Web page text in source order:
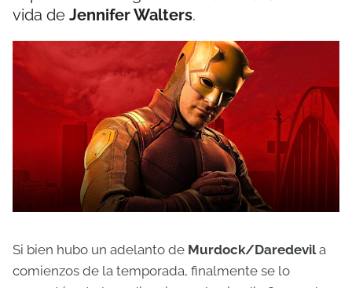
vida de Jennifer Walters.
Si bien hubo un adelanto de Murdock/Daredevila
comienzos de la temporada, finalmente se lo